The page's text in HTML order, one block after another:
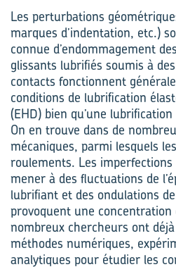
Les perturbations
marques d’indentation, etc.)
connue d’endommagement
glissants lubrifiés soumis à
contacts fonctionnent
conditions de lubrification
(EHD) bien qu’une
On en trouve dans de
mécaniques, parmi lesquels
roulements. Les
mener à des fluctuations de
lubrifiant et des ondulations
provoquent une
nombreux chercheurs ont
méthodes numériques,
analytiques pour étudier les